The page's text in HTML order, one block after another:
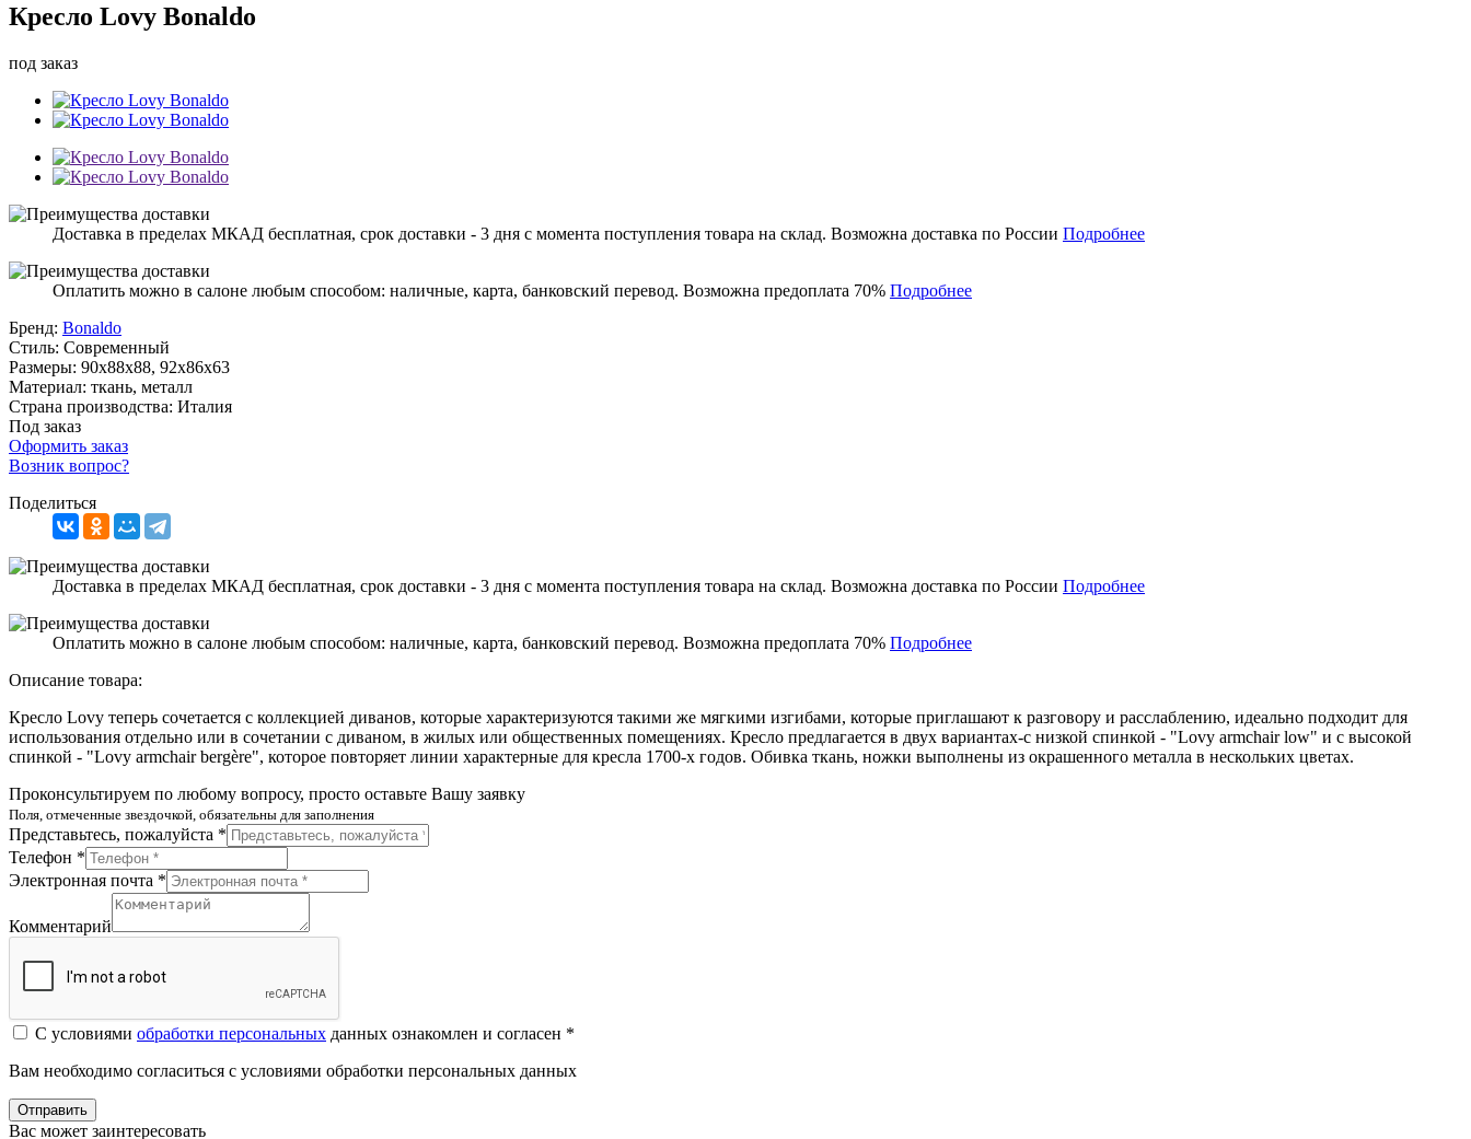
Кресло Lovy Bonaldo
под заказ
Доставка в пределах МКАД бесплатная, срок доставки - 3 дня с момента поступления товара на склад. Возможна доставка по России Подробнее
Оплатить можно в салоне любым способом: наличные, карта, банковский перевод. Возможна предоплата 70% Подробнее
Бренд: Bonaldo
Стиль: Современный
Размеры: 90x88x88, 92x86x63
Материал: ткань, металл
Страна производства: Италия
Под заказ
Оформить заказ
Возник вопрос?
Поделиться
Доставка в пределах МКАД бесплатная, срок доставки - 3 дня с момента поступления товара на склад. Возможна доставка по России Подробнее
Оплатить можно в салоне любым способом: наличные, карта, банковский перевод. Возможна предоплата 70% Подробнее
Описание товара:
Кресло Lovy теперь сочетается с коллекцией диванов, которые характеризуются такими же мягкими изгибами, которые приглашают к разговору и расслаблению, идеально подходит для
использования отдельно или в сочетании с диваном, в жилых или общественных помещениях. Кресло предлагается в двух вариантах-с низкой спинкой - "Lovy armchair low" и с высокой
спинкой - "Lovy armchair bergère", которое повторяет линии характерные для кресла 1700-х годов. Обивка ткань, ножки выполнены из окрашенного металла в нескольких цветах.
Проконсультируем по любому вопросу, просто оставьте Вашу заявку
Поля, отмеченные звездочкой, обязательны для заполнения
Представьтесь, пожалуйста *
Телефон *
Электронная почта *
Комментарий
С условиями обработки персональных данных ознакомлен и согласен *
Вам необходимо согласиться с условиями обработки персональных данных
Отправить
Вас может заинтересовать